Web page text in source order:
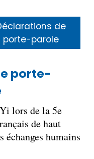
porte-
lors de la 5e
de haut
échanges humains
de
porte-parole